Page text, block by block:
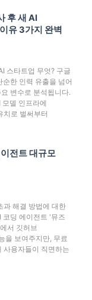
후 새 AI
유 3가지 완벽
스타트업 무엇? 구글
한 인력 유출을 넘어
변수로 분석됩니다.
모델 인프라에
치로 벌써부터
전트 대규모
과 해결 방법에 대한
코딩 에이전트 '뮤즈
서 깃허브
을 보여주지만, 무료
사용자들이 직면하는